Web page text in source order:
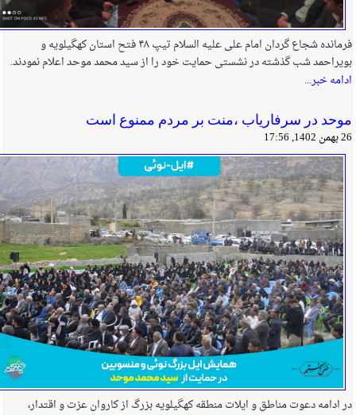
فرمانده شجاع گردان امام علی علیه السلام تیپ ۴۸ فتح استان کهگیلویه و
بویراحمد شب گذشته در نشستی حمایت خود را از سید محمد موحد اعلام نمودند.
ادامه خبر...
موحد در سرفاریاب ،منت بر مردم ممنوع است
26 بهمن 1402, 17:56
در ادامه دعوت مناطق و ایلات منطقه کهگیلویه بزرگ از کاروان عزت و اقتدار،